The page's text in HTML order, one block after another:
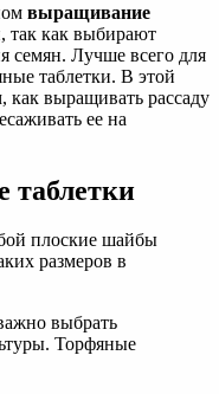
выращивание
так как выбирают
семян. Лучше всего для
таблетки. В этой
как выращивать рассаду
ее на
таблетки
плоские шайбы
размеров в
выбрать
Торфяные